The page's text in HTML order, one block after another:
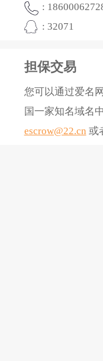
:
: 32071
担保交易
您可以通过爱名
国一家知名域名
escrow@22.cn 或